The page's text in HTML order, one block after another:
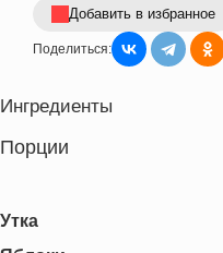
Добавить в избранное
Поделиться:
Ингредиенты
Порции
Утка